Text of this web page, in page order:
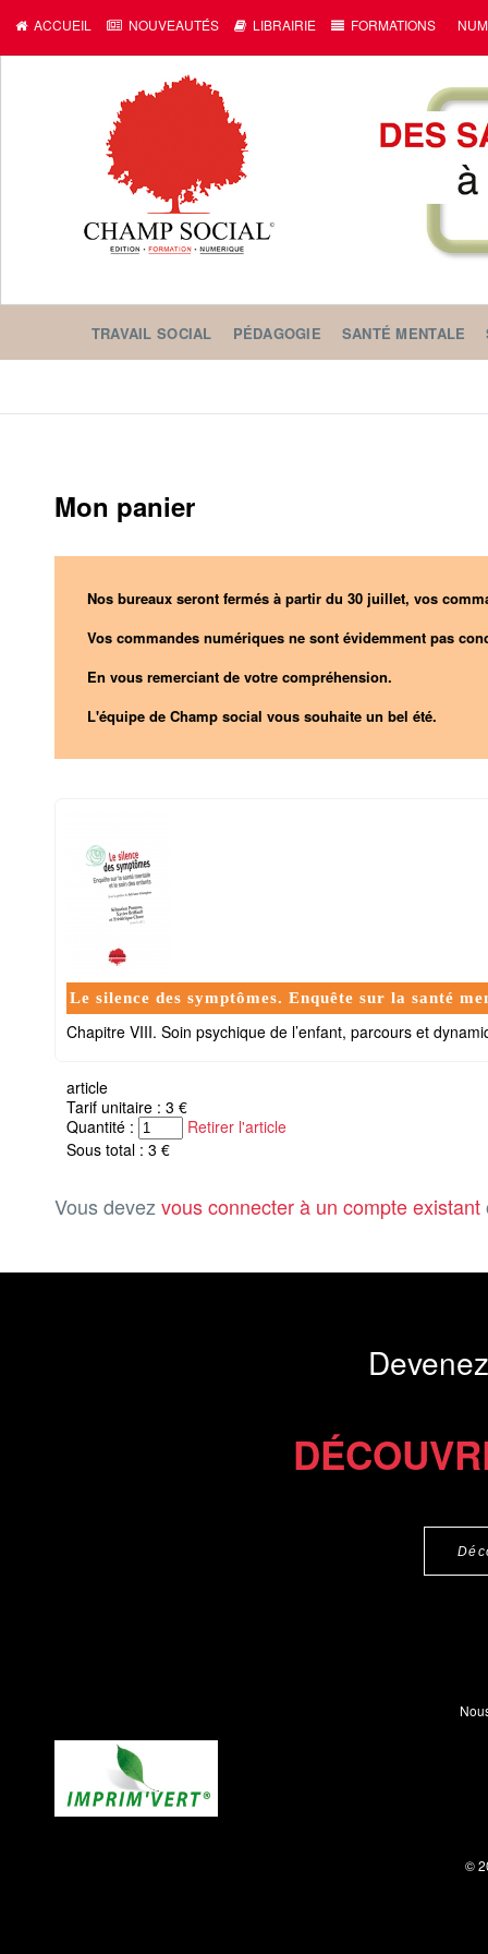
ACCUEIL NOUVEAUTÉS LIBRAIRIE FORMATIONS
TRAVAIL SOCIAL PÉDAGOGIE SANTÉ MENTALE
Mon panier
Nos bureaux seront fermés à partir du 30 juillet, vos
Vos commandes numériques ne sont évidemment pas
En vous remerciant de votre compréhension.
L'équipe de Champ social vous souhaite un bel été.
Le silence des symptômes. Enquête sur la santé
Chapitre VIII. Soin psychique de l’enfant, parcours et
article
Tarif unitaire : 3 €
Quantité :
Retirer l'article
Sous total : 3 €
Vous devez vous connecter à un compte existant
©